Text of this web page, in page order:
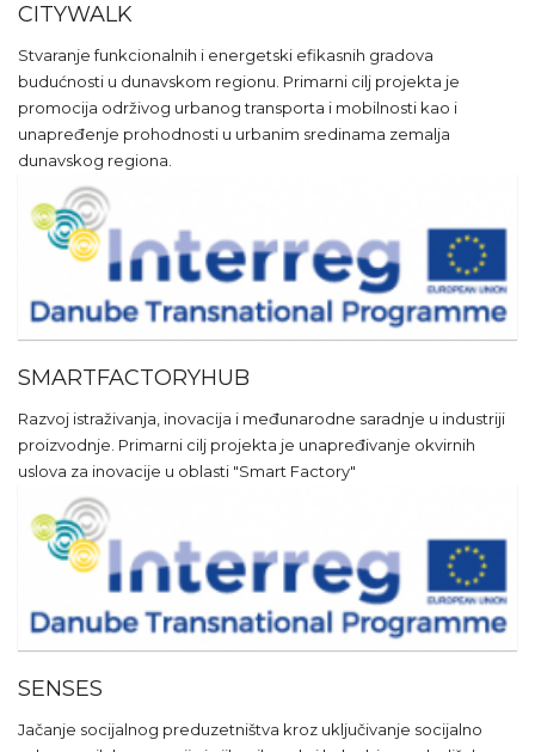
CITYWALK
Stvaranje funkcionalnih i energetski efikasnih gradova
budućnosti u dunavskom regionu. Primarni cilj projekta je
promocija održivog urbanog transporta i mobilnosti kao i
unapređenje prohodnosti u urbanim sredinama zemalja
dunavskog regiona.
SMARTFACTORYHUB
Razvoj istraživanja, inovacija i međunarodne saradnje u industriji
proizvodnje. Primarni cilj projekta je unapređivanje okvirnih
uslova za inovacije u oblasti "Smart Factory"
SENSES
Jačanje socijalnog preduzetništva kroz uključivanje socijalno